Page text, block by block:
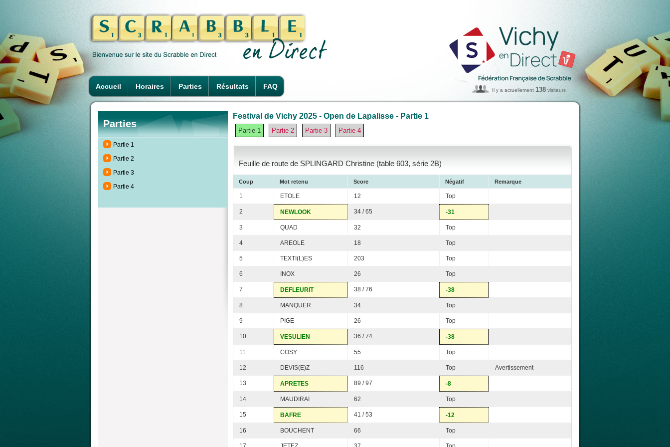
Accueil Horaires Parties Résultats FAQ Il y a actuellement 138 visiteurs
Parties
Partie 1
Partie 2
Partie 3
Partie 4
Festival de Vichy 2025 - Open de Lapalisse - Partie 1
Partie 1 Partie 2 Partie 3 Partie 4
Feuille de route de SPLINGARD Christine (table 603, série 2B)
Coup Mot retenu Score Négatif Remarque
1 ETOLE 12 Top
2 NEWLOOK 34 / 65 -31
3 QUAD 32 Top
4 AREOLE 18 Top
5 TEXTI(L)ES 203 Top
6 INOX 26 Top
7 DEFLEURIT 38 / 76 -38
8 MANQUER 34 Top
9 PIGE 26 Top
10 VESULIEN 36 / 74 -38
11 COSY 55 Top
12 DEVIS(E)Z 116 Top Avertissement
13 APRETES 89 / 97 -8
14 MAUDIRAI 62 Top
15 BAFRE 41 / 53 -12
16 BOUCHENT 66 Top